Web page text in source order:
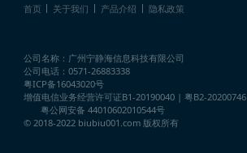
首页 关于我们 产品介绍 隐私政策
公司名称：广州宁静海信息科技有限公司
公司电话：0571-26883338
粤ICP备16043020号
增值电信业务经营许可证B1-20190040 | 粤B2-20200746
粤公网安备 44010602010544号
© 2018-2022 biubiu001.com 版权所有